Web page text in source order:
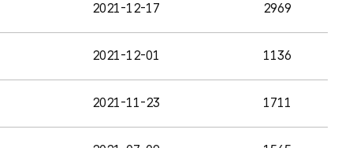
2021-12-17 2969
2021-12-01 1136
2021-11-23 1711